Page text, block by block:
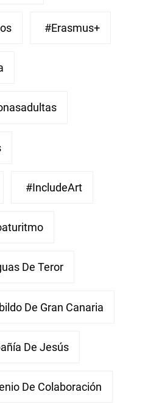
#Erasmus+
#IncludeArt
De Teror
De Gran Canaria
De Jesús
De Colaboración